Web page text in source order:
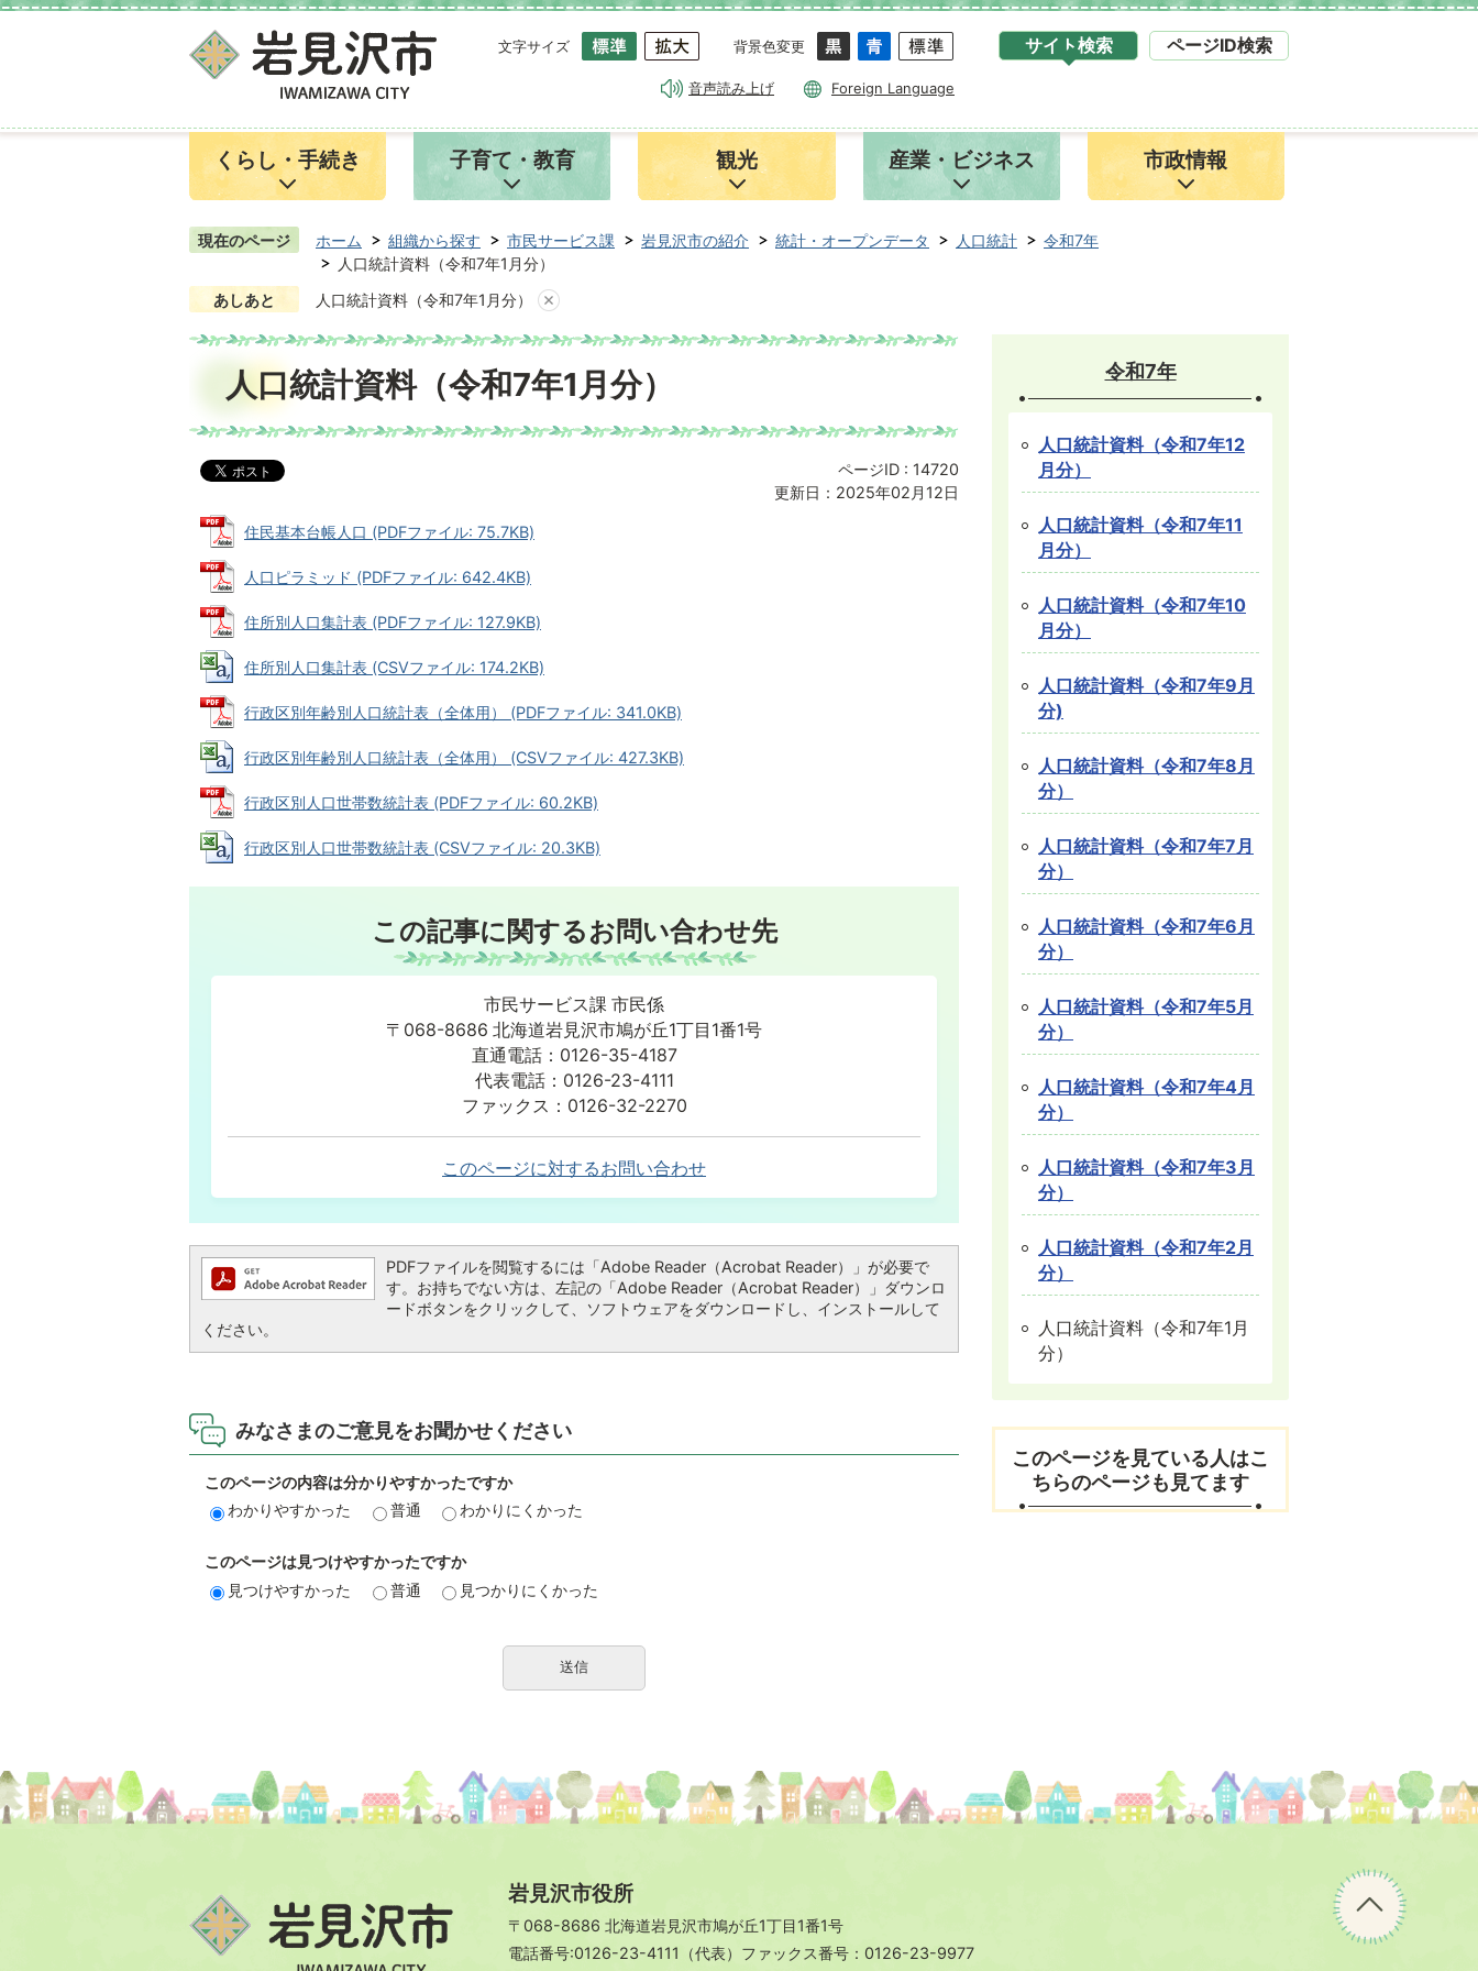
文字サイズ 背景色変更
音声読み上げ Foreign Language
サイト検索 ページID検索
ト
索
くらし・手続き 子育て・教育 観光 産業・ビジネス 市政情報
現在のページ ホーム 組織から探す 市民サービス課 岩見沢市の紹介 統計・オープンデータ 人口統計
令和7年
人口統計資料（令和7年1月分）
あしあと
人口統計資料（令和7年1月分）
人口統計資料（令和7年1月分）
ページID : 14720
更新日：2025年02月12日
住民基本台帳人口 (PDFファイル: 75.7KB)
人口ピラミッド (PDFファイル: 642.4KB)
住所別人口集計表 (PDFファイル: 127.9KB)
住所別人口集計表 (CSVファイル: 174.2KB)
行政区別年齢別人口統計表（全体用） (PDFファイル: 341.0KB)
行政区別年齢別人口統計表（全体用） (CSVファイル: 427.3KB)
行政区別人口世帯数統計表 (PDFファイル: 60.2KB)
行政区別人口世帯数統計表 (CSVファイル: 20.3KB)
この記事に関するお問い合わせ先
市民サービス課 市民係
〒068-8686 北海道岩見沢市鳩が丘1丁目1番1号
直通電話：0126-35-4187
代表電話：0126-23-4111
ファックス：0126-32-2270
このページに対するお問い合わせ
PDFファイルを閲覧するには「Adobe Reader（Acrobat Reader）」が必要で
す。お持ちでない方は、左記の「Adobe Reader（Acrobat Reader）」ダウンロ
ードボタンをクリックして、ソフトウェアをダウンロードし、インストールして
ください。
みなさまのご意見をお聞かせください
このページの内容は分かりやすかったですか
わかりやすかった
普通 わかりにくかった
このページは見つけやすかったですか
見つけやすかった
普通 見つかりにくかった
令和7年
人口統計資料（令和7年12
月分）
人口統計資料（令和7年11
月分）
人口統計資料（令和7年10
月分）
人口統計資料（令和7年9月
分)
人口統計資料（令和7年8月
分）
人口統計資料（令和7年7月
分）
人口統計資料（令和7年6月
分）
人口統計資料（令和7年5月
分）
人口統計資料（令和7年4月
分）
人口統計資料（令和7年3月
分）
人口統計資料（令和7年2月
分）
人口統計資料（令和7年1月
分）
このページを見ている人はこ
ちらのページも見てます
ペ
ー
ジ
の
岩見沢市役所
〒068-8686 北海道岩見沢市鳩が丘1丁目1番1号
電話番号:0126-23-4111（代表）ファックス番号：0126-23-9977